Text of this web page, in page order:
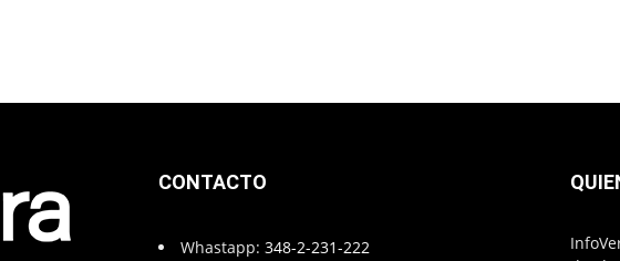
CONTACTO
Whastapp: 348-2-231-222